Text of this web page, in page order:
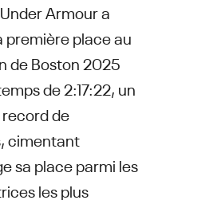
Armour a
première place au
de Boston 2025
de 2:17:22, un
de
cimentant
sa place parmi les
les plus